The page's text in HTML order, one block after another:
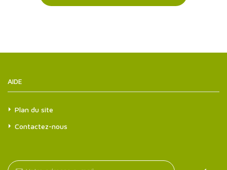
AIDE
Plan du site
Contactez-nous